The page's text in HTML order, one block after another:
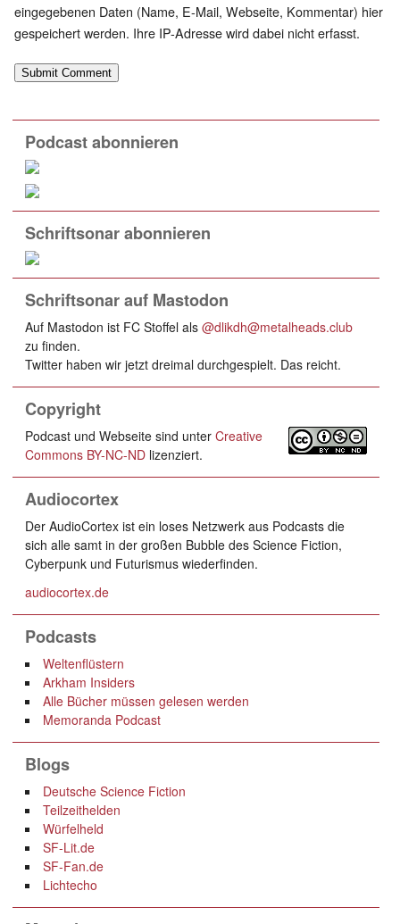
eingegebenen Daten (Name, E-Mail, Webseite, Kommentar) hier
gespeichert werden. Ihre IP-Adresse wird dabei nicht erfasst.
Podcast abonnieren
Schriftsonar abonnieren
Schriftsonar auf Mastodon
Auf Mastodon ist FC Stoffel als @dlikdh@metalheads.club
zu finden.
Twitter haben wir jetzt dreimal durchgespielt. Das reicht.
Copyright
Podcast und Webseite sind unter Creative
Commons BY-NC-ND lizenziert.
Audiocortex
Der AudioCortex ist ein loses Netzwerk aus Podcasts die
sich alle samt in der großen Bubble des Science Fiction,
Cyberpunk und Futurismus wiederfinden.
audiocortex.de
Podcasts
Weltenflüstern
Arkham Insiders
Alle Bücher müssen gelesen werden
Memoranda Podcast
Blogs
Deutsche Science Fiction
Teilzeithelden
Würfelheld
SF-Lit.de
SF-Fan.de
Lichtecho